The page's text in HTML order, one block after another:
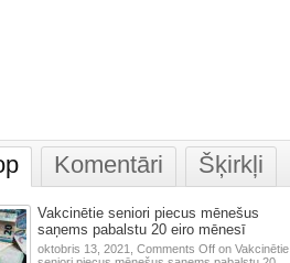
Komentāri Šķirkļi
Vakcinētie seniori piecus mēnešus
saņems pabalstu 20 eiro mēnesī
oktobris 13, 2021, Comments Offon Vakcinētie